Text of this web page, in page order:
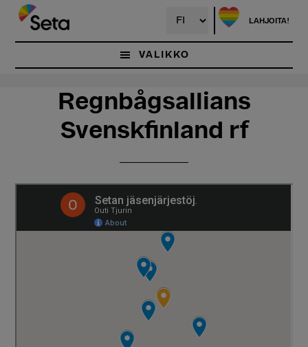
Hyppää
pääsisältöön
Hyppää
ensisijaiseen
sivupalkkiin
LAHJOITA!
VALIKKO
Regnbågsallians
Svenskfinland rf